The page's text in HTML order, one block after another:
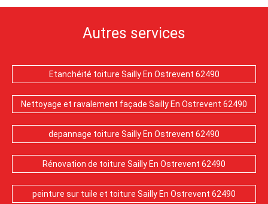
Autres services
Etanchéité toiture Sailly En Ostrevent 62490
Nettoyage et ravalement façade Sailly En Ostrevent 62490
depannage toiture Sailly En Ostrevent 62490
Rénovation de toiture Sailly En Ostrevent 62490
peinture sur tuile et toiture Sailly En Ostrevent 62490